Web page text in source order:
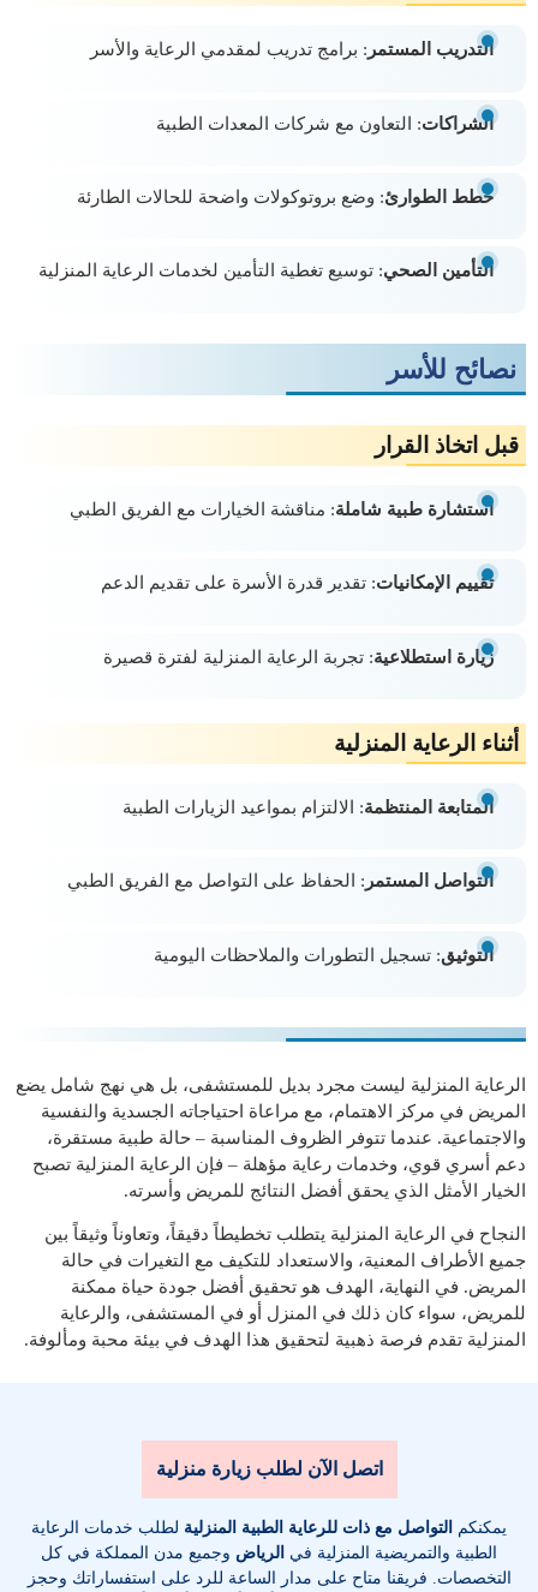
التدريب المستمر : برامج تدريب لمقدمي الرعاية والأسر
الشراكات: التعاون مع شركات المعدات الطبية
خطط الطوارئ: وضع بروتوكولات واضحة للحالات الطارئة
التأمين الصحي: توسيع تغطية التأمين لخدمات الرعاية المنزلية
نصائح للأسر
قبل اتخاذ القرار
استشارة طبية شاملة: مناقشة الخيارات مع الفريق الطبي
تقييم الإمكانيات: تقدير قدرة الأسرة على تقديم الدعم
زيارة استطلاعية: تجربة الرعاية المنزلية لفترة قصيرة
أثناء الرعاية المنزلية
المتابعة المنتظمة: الالتزام بمواعيد الزيارات الطبية
التواصل المستمر : الحفاظ على التواصل مع الفريق الطبي
التوثيق: تسجيل التطورات والملاحظات اليومية
الرعاية المنزلية ليست مجرد بديل للمستشفى، بل هي نهج شامل يضع
المريض في مركز الاهتمام، مع مراعاة احتياجاته الجسدية والنفسية
والاجتماعية. عندما تتوفر الظروف المناسبة – حالة طبية مستقرة،
دعم أسري قوي، وخدمات رعاية مؤهلة – فإن الرعاية المنزلية تصبح
الخيار الأمثل الذي يحقق أفضل النتائج للمريض وأسرته.
النجاح في الرعاية المنزلية يتطلب تخطيطاً دقيقاً، وتعاوناً وثيقاً بين
جميع الأطراف المعنية، والاستعداد للتكيف مع التغيرات في حالة
المريض. في النهاية، الهدف هو تحقيق أفضل جودة حياة ممكنة
للمريض، سواء كان ذلك في المنزل أو في المستشفى، والرعاية
المنزلية تقدم فرصة ذهبية لتحقيق هذا الهدف في بيئة محبة ومألوفة.
اتصل الآن لطلب زيارة منزلية
يمكنكم التواصل مع ذات للرعاية الطبية المنزلية لطلب خدمات الرعاية
الطبية والتمريضية المنزلية في الرياض وجميع مدن المملكة في كل
التخصصات . فريقنا متاح على مدار الساعة للرد على استفساراتك وحجز